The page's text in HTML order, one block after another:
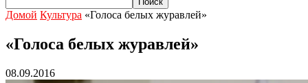
Домой Культура «Голоса белых журавлей»
«Голоса белых журавлей»
08.09.2016